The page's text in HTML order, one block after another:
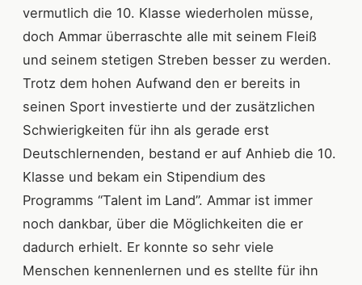
vermutlich die 10. Klasse wiederholen müsse,
doch Ammar überraschte alle mit seinem Fleiß
und seinem stetigen Streben besser zu werden.
Trotz dem hohen Aufwand den er bereits in
seinen Sport investierte und der zusätzlichen
Schwierigkeiten für ihn als gerade erst
Deutschlernenden, bestand er auf Anhieb die 10.
Klasse und bekam ein Stipendium des
Programms “Talent im Land”. Ammar ist immer
noch dankbar, über die Möglichkeiten die er
dadurch erhielt. Er konnte so sehr viele
Menschen kennenlernen und es stellte für ihn